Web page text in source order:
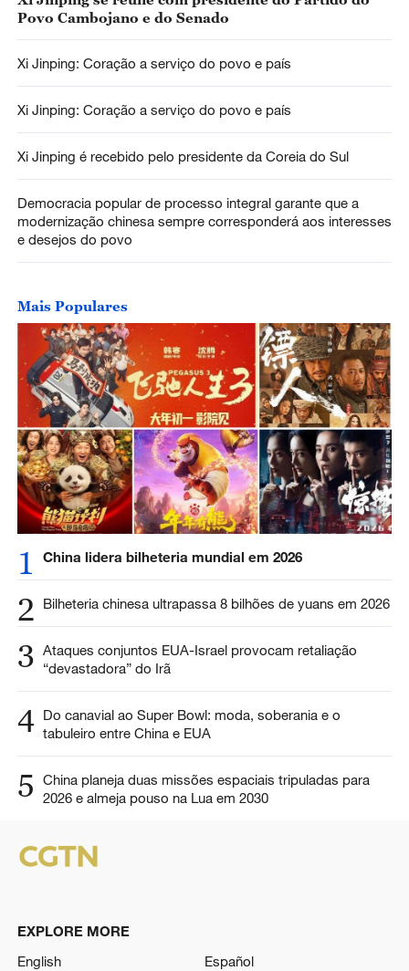
Povo Cambojano e do Senado
Xi Jinping: Coração a serviço do povo e país
Xi Jinping: Coração a serviço do povo e país
Xi Jinping é recebido pelo presidente da Coreia do Sul
Democracia popular de processo integral garante que a
modernização chinesa sempre corresponderá aos interesses
e desejos do povo
Mais Populares
1 China lidera bilheteria mundial em 2026
2 Bilheteria chinesa ultrapassa 8 bilhões de yuans em 2026
3 Ataques conjuntos EUA-Israel provocam retaliação
“devastadora” do Irã
4 Do canavial ao Super Bowl: moda, soberania e o
tabuleiro entre China e EUA
5
China planeja duas missões espaciais tripuladas para
2026 e almeja pouso na Lua em 2030
EXPLORE MORE
English
Español